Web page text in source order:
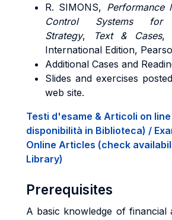
R. SIMONS, Performance
Control Systems for
Strategy, Text & Cases,
International Edition,
Additional Cases and
Slides and exercises
web site.
Testi d'esame & Articoli on
disponibilità in Biblioteca) /
Online Articles (check
Library)
Prerequisites
A basic knowledge of financial